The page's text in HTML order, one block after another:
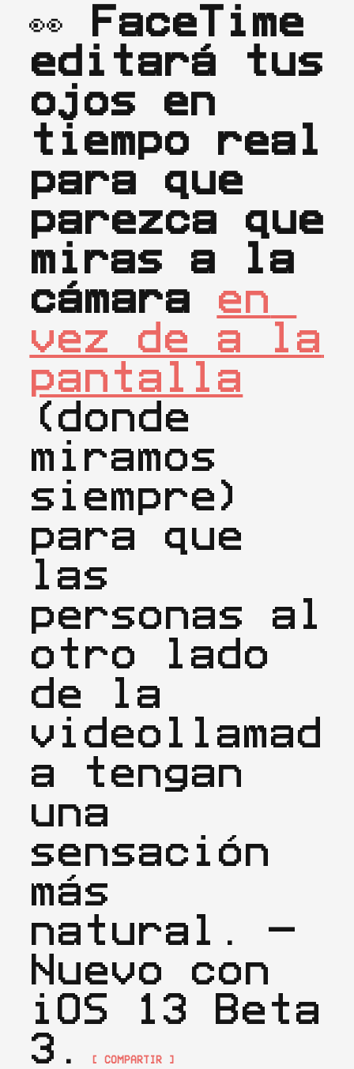
👀
FaceTime
editará tus
ojos en
tiempo real
para que
parezca que
miras a la
cámara
en
vez de a la
pantalla
(donde
miramos
siempre)
para que
las
personas al
otro lado
de la
videollamad
a tengan
una
sensación
más
natural. —
Nuevo con
iOS 13 Beta
3.
[ COMPARTIR ]